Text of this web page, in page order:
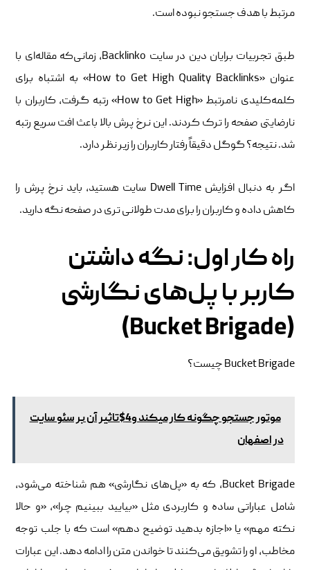
مرتبط با هدف جستجو نبوده است.
طبق تجربیات برایان دین در سایت Backlinko، زمانی‌که مقاله‌ای با
عنوان «How to Get High Quality Backlinks» به اشتباه برای
کلمه‌کلیدی نامرتبط «How to Get High» رتبه گرفت، کاربران با
نارضایتی صفحه را ترک کردند. این نرخ پرش بالا باعث افت سریع رتبه
شد. نتیجه؟ گوگل دقیقاً رفتار کاربران را زیر نظر دارد.
اگر به دنبال افزایش Dwell Time سایت هستید، باید نرخ پرش را
کاهش داده و کاربران را برای مدت طولانی ‌تری در صفحه نگه دارید.
راه کار اول: نگه داشتن
کاربر با پل‌های نگارشی
(Bucket Brigade)
Bucket Brigade چیست؟
موتور جستجو چگونه کار میکند و4$تاثیر آن بر سئو سایت
در اصفهان
Bucket Brigade، که به «پل‌های نگارشی» هم شناخته می‌شود،
شامل عباراتی ساده و کاربردی مثل «بیایید ببینیم چرا»، «و حالا
نکته مهم» یا «اجازه بدهید توضیح دهم» است که با جلب توجه
مخاطب، او را تشویق می‌کنند تا خواندن متن را ادامه دهد. این عبارات